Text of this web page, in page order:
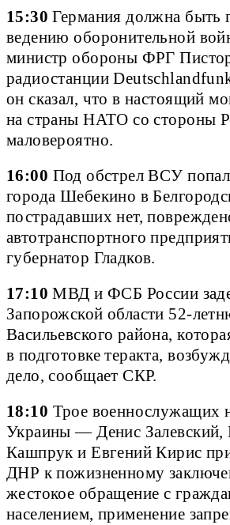
15:30 Германия должна быть
ведению оборонительной
министр обороны ФРГ
радиостанции
он сказал, что в настоящий
на страны НАТО со стороны
маловероятно.
16:00 Под обстрел ВСУ
города Шебекино в
пострадавших нет,
автотранспортного
губернатор Гладков.
17:10 МВД и ФСБ России
Запорожской области 52-
Васильевского района,
в подготовке теракта,
дело, сообщает СКР.
18:10 Трое военнослужащих
Украины — Денис Залевский,
Кашпрук и Евгений Кирис
ДНР к пожизненному
жестокое обращение с
населением, применение